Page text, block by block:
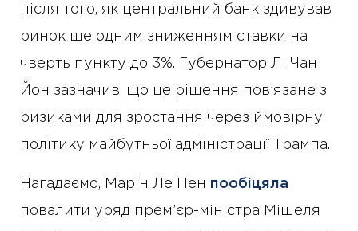
після того, як центральний банк здивував
ринок ще одним зниженням ставки на
чверть пункту до 3%. Губернатор Лі Чан
Йон зазначив, що це рішення пов’язане з
ризиками для зростання через ймовірну
політику майбутньої адміністрації Трампа.
Нагадаємо, Марін Ле Пен пообіцяла
повалити уряд прем’єр-міністра Мішеля